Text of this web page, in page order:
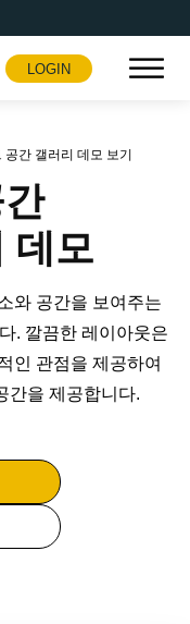
LOGIN
공간 갤러리 데모 보기
데모
와 공간을 보여주는
. 깔끔한 레이아웃은
인 관점을 제공하여
간을 제공합니다.